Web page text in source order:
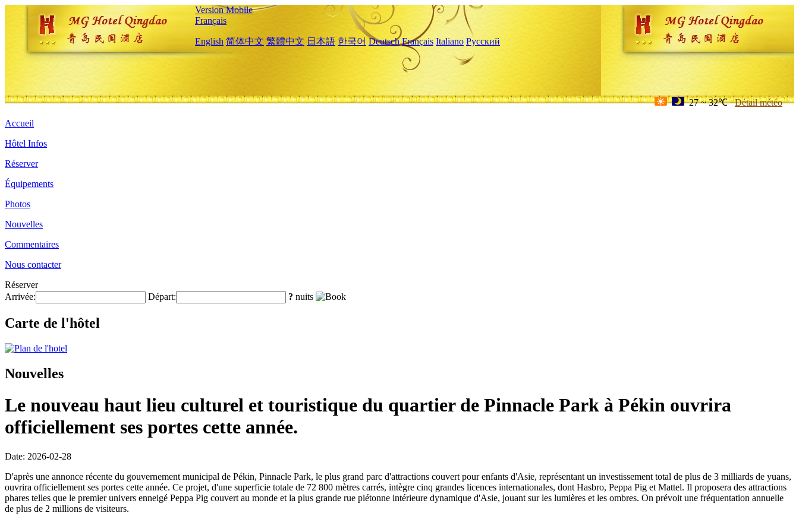
Version Mobile
Français
English 简体中文 繁體中文 日本語 한국어 Deutsch Français Italiano Русский
27 ~ 32℃ Détail météo
Accueil
Hôtel Infos
Réserver
Équipements
Photos
Nouvelles
Commentaires
Nous contacter
Réserver
Arrivée:
Départ: ? nuits
Carte de l'hôtel
Nouvelles
Le nouveau haut lieu culturel et touristique du quartier de Pinnacle Park à Pékin ouvrira
officiellement ses portes cette année.
Date: 2026-02-28
D'après une annonce récente du gouvernement municipal de Pékin, Pinnacle Park, le plus grand parc d'attractions couvert pour enfants d'Asie, représentant un investissement total de plus de 3 milliards de yuans,
ouvrira officiellement ses portes cette année. Ce projet, d'une superficie totale de 72 800 mètres carrés, intègre cinq grandes licences internationales, dont Hasbro, Peppa Pig et Mattel. Il proposera des attractions
phares telles que le premier univers enneigé Peppa Pig couvert au monde et la plus grande rue piétonne intérieure dynamique d'Asie, jouant sur les lumières et les ombres. On prévoit une fréquentation annuelle
de plus de 2 millions de visiteurs.